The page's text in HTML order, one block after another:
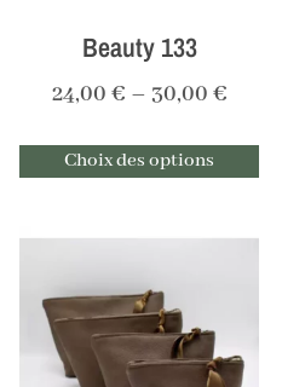
Beauty 133
24,00 € – 30,00 €
Choix des options